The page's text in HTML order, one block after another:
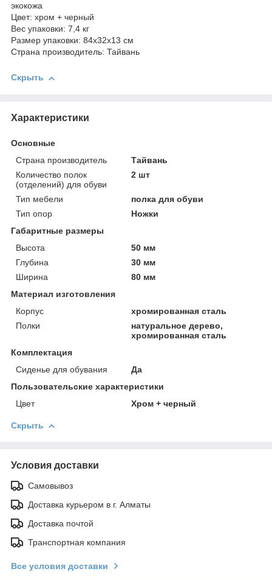
экокожа
Цвет: хром + черный
Вес упаковки: 7,4 кг
Размер упаковки: 84х32х13 см
Страна производитель: Тайвань
Скрыть
Характеристики
Основные
Страна производитель
Тайвань
Количество полок
(отделений) для обуви
2 шт
Тип мебели
полка для обуви
Тип опор
Ножки
Габаритные размеры
Высота
50 мм
Глубина
30 мм
Ширина
80 мм
Материал изготовления
Корпус
хромированная сталь
Полки
натуральное дерево,
хромированная сталь
Комплектация
Сиденье для обувания
Да
Пользовательские характеристики
Цвет
Хром + черный
Скрыть
Условия доставки
Самовывоз
Доставка курьером в г. Алматы
Доставка почтой
Транспортная компания
Все условия доставки